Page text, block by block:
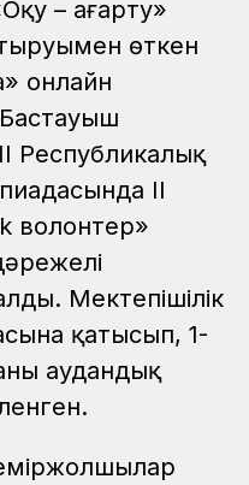
– ағарту»
өткен
онлайн
Бастауыш
Республикалық
ІІ
волонтер»
Мектепішілік
қатысып, 1-
аудандық